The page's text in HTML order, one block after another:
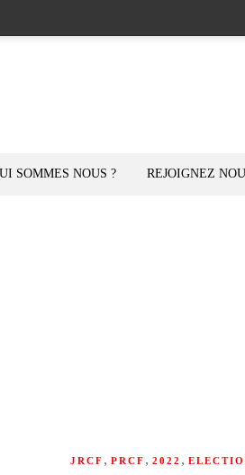
SOMMES NOUS ? REJOIGNEZ
JRCF , PRCF , 2022 ,